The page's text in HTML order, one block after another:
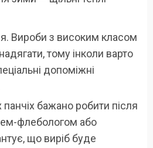
Вироби з високим класом
тому інколи варто
допоміжні
бажано робити після
флебологом або
що виріб буде